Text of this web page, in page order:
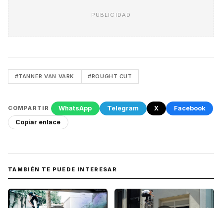
PUBLICIDAD
#TANNER VAN VARK #ROUGHT CUT
COMPARTIR WhatsApp Telegram X
Facebook
Copiar enlace
TAMBIÉN TE PUEDE INTERESAR